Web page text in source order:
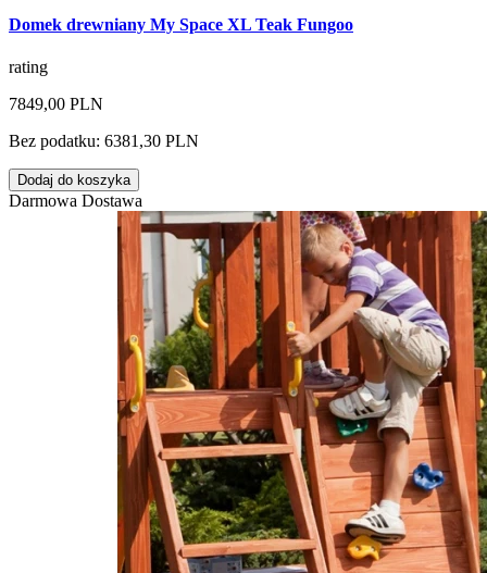
Domek drewniany My Space XL Teak Fungoo
rating
7849,00 PLN
Bez podatku: 6381,30 PLN
Dodaj do koszyka
Darmowa Dostawa